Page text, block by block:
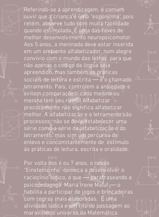
Referindo-se à aprendizagem, é comum
ouvir que a criança é uma “esponjinha”, pois
retém, absorve tudo com muita facilidade
quando estimulada. É uma das fases de
melhor desenvolvimento neuropsicomotor.
Aos 5 anos, a meninada deve estar inserida
em um ambiente alfabetizador, num alegre
convívio com o mundo das letras, para que
não apenas o código da língua seja
apreendido, mas também as práticas
sociais de leitura e escrita ― é o chamado
letramento. Pais, controlem a ansiedade e
evitem comparações: cada menino ou
menina tem seu ritmo! Alfabetizar
precocemente não significa alfabetizar
melhor. A alfabetização e o letramento são
processos, não se deve estabelecer uma
série como a série da alfabetização e do
letramento, mas sim um percurso de
enlevo e concomitantemente de estímulo
às práticas de leitura, escrita e oralidade.
Por volta dos 6 ou 7 anos, o nosso
“Einsteinzinho” começa a desenvolver o
raciocínio lógico, o que ― parafraseando a
psicopedagoga Maria Irene Maluf ― o
habilita a participar de jogos e brincadeiras
com regras mais elaboradas. É uma
atividade lúdica e um rito de passagem ao
maravilhoso universo da Matemática.